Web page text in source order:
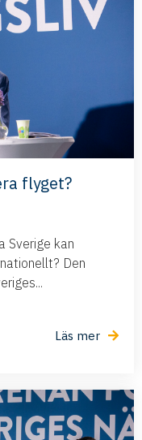
flyget?
Sverige kan
Den
Läs mer